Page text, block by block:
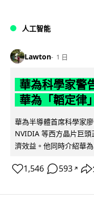
人工智能
Lawton 1 日
華為科學家警
華為「韜定律
華為半導體首席科學家
NVIDIA 等西方晶片巨
濟效益。他同時介紹華
1,546 593 ↗